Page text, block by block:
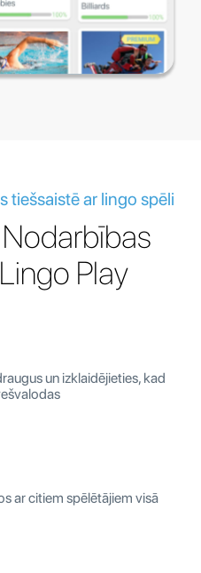
tiešsaistē ar lingo spēli
Play
un izklaidējieties, kad
ar citiem spēlētājiem visā